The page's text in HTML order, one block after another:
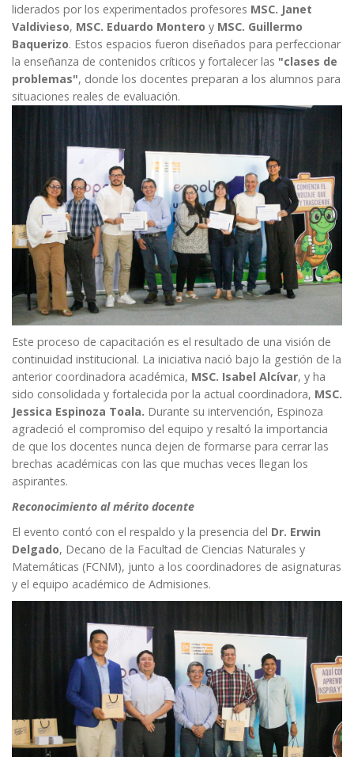
liderados por los experimentados profesores MSC. Janet
Valdivieso, MSC. Eduardo Montero y MSC. Guillermo
Baquerizo. Estos espacios fueron diseñados para perfeccionar
la enseñanza de contenidos críticos y fortalecer las "clases de
problemas", donde los docentes preparan a los alumnos para
situaciones reales de evaluación.
Este proceso de capacitación es el resultado de una visión de
continuidad institucional. La iniciativa nació bajo la gestión de la
anterior coordinadora académica, MSC. Isabel Alcívar, y ha
sido consolidada y fortalecida por la actual coordinadora, MSC.
Jessica Espinoza Toala. Durante su intervención, Espinoza
agradeció el compromiso del equipo y resaltó la importancia
de que los docentes nunca dejen de formarse para cerrar las
brechas académicas con las que muchas veces llegan los
aspirantes.
Reconocimiento al mérito docente
El evento contó con el respaldo y la presencia del Dr. Erwin
Delgado, Decano de la Facultad de Ciencias Naturales y
Matemáticas (FCNM), junto a los coordinadores de asignaturas
y el equipo académico de Admisiones.